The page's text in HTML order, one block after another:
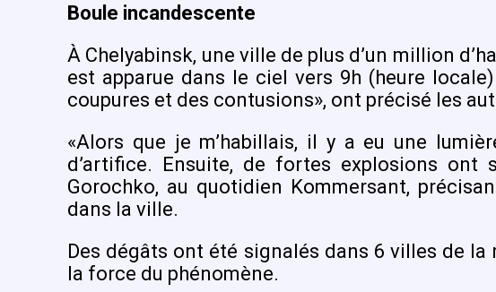
Boule incandescente
À Chelyabinsk, une ville de plus d’un million
est apparue dans le ciel vers 9h (heure
coupures et des contusions», ont précisé les
«Alors que je m’habillais, il y a eu une
d’artifice. Ensuite, de fortes explosions ont
Gorochko, au quotidien Kommersant,
dans la ville.
Des dégâts ont été signalés dans 6 villes de
la force du phénomène.